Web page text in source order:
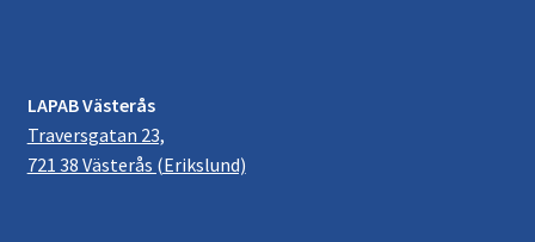
LAPAB Västerås
Traversgatan 23,
721 38 Västerås (Erikslund)